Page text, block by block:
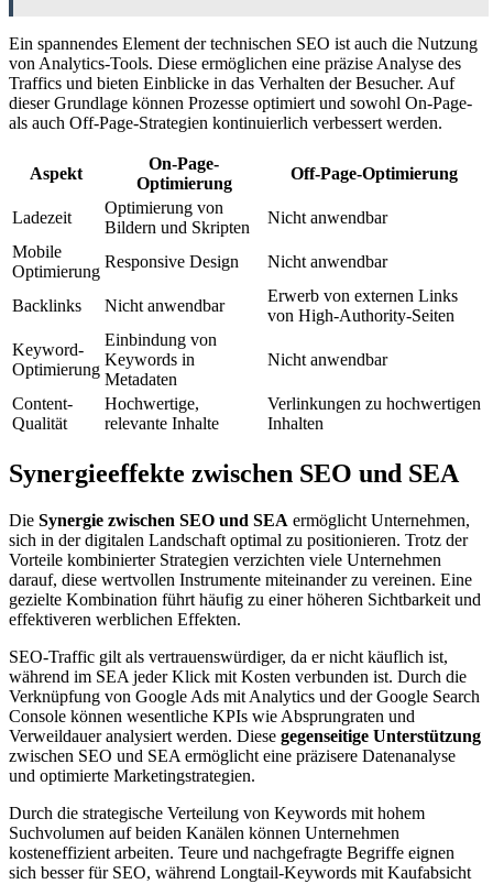
Ein spannendes Element der technischen SEO ist auch die Nutzung
von Analytics-Tools. Diese ermöglichen eine präzise Analyse des
Traffics und bieten Einblicke in das Verhalten der Besucher. Auf
dieser Grundlage können Prozesse optimiert und sowohl On-Page-
als auch Off-Page-Strategien kontinuierlich verbessert werden.
Aspekt
On-Page-
Optimierung
Off-Page-Optimierung
Ladezeit
Optimierung von
Bildern und Skripten
Nicht anwendbar
Mobile
Optimierung
Responsive Design Nicht anwendbar
Backlinks Nicht anwendbar
Erwerb von externen Links
von High-Authority-Seiten
Keyword-
Optimierung
Einbindung von
Keywords in
Metadaten
Nicht anwendbar
Content-
Qualität
Hochwertige,
relevante Inhalte
Verlinkungen zu hochwertigen
Inhalten
Synergieeffekte zwischen SEO und SEA
Die Synergie zwischen SEO und SEA ermöglicht Unternehmen,
sich in der digitalen Landschaft optimal zu positionieren. Trotz der
Vorteile kombinierter Strategien verzichten viele Unternehmen
darauf, diese wertvollen Instrumente miteinander zu vereinen. Eine
gezielte Kombination führt häufig zu einer höheren Sichtbarkeit und
effektiveren werblichen Effekten.
SEO-Traffic gilt als vertrauenswürdiger, da er nicht käuflich ist,
während im SEA jeder Klick mit Kosten verbunden ist. Durch die
Verknüpfung von Google Ads mit Analytics und der Google Search
Console können wesentliche KPIs wie Absprungraten und
Verweildauer analysiert werden. Diese gegenseitige Unterstützung
zwischen SEO und SEA ermöglicht eine präzisere Datenanalyse
und optimierte Marketingstrategien.
Durch die strategische Verteilung von Keywords mit hohem
Suchvolumen auf beiden Kanälen können Unternehmen
kosteneffizient arbeiten. Teure und nachgefragte Begriffe eignen
sich besser für SEO, während Longtail-Keywords mit Kaufabsicht